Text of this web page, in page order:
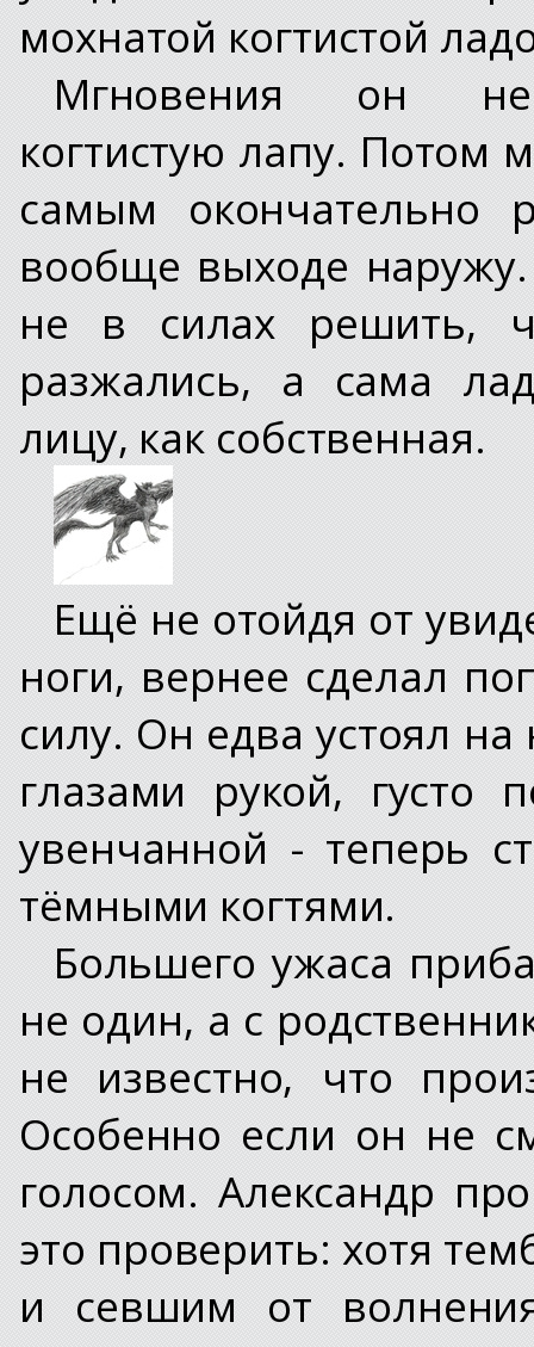
мохнатой когтистой
Мгновения он
когтистую лапу. Потом
самым
вообще выходе
не в силах решить,
разжались, а сама
лицу, как собственная.
Ещё не отойдя от
ноги, вернее сделал
силу. Он едва устоял
глазами рукой,
увенчанной - теперь
тёмными когтями.
Большего ужаса
не один, а с
не известно, что
Особенно если он не
голосом. Александр
это проверить: хотя
и севшим от